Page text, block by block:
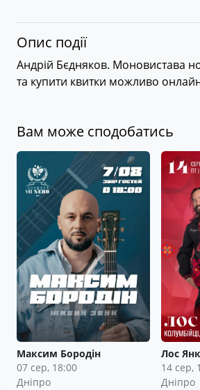
Опис події
Андрій Бєдняков. Моновистава
та купити квитки можливо
Вам може сподобатись
Максим Бородін
07 сер, 18:00
Дніпро
Лос
14 сер,
Дніпро